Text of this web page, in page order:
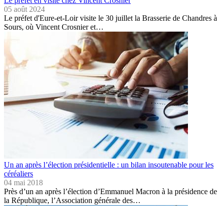
05 août 2024
Le préfet d'Eure-et-Loir visite le 30 juillet la Brasserie de Chandres à
Sours, où Vincent Crosnier et…
Un an après l’élection présidentielle : un bilan insoutenable pour les
céréaliers
04 mai 2018
Près d’un an après l’élection d’Emmanuel Macron à la présidence de
la République, l’Association générale des…